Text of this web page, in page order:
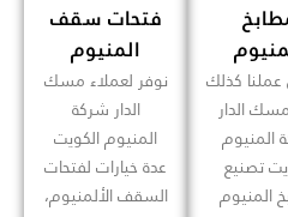
كذلك
الدار
المنيوم
تصنيع
المنيوم
فتحات سقف
المنيوم
نوفر لعملاء مسك
الدار شركة
المنيوم الكويت
عدة خيارات لفتحات
السقف الألمنيوم،